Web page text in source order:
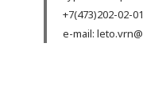
+7(473)202-02-
e-mail: